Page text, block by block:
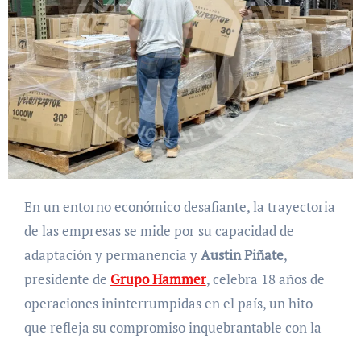
En un entorno económico desafiante, la trayectoria
de las empresas se mide por su capacidad de
adaptación y permanencia yAustin Piñate,
presidente de Grupo Hammer, celebra 18 años de
operaciones ininterrumpidas en el país, un hito
que refleja su compromiso inquebrantable con la